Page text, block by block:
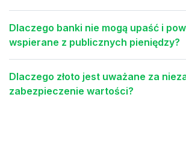
Dlaczego banki nie mogą upaść i
wspierane z publicznych pieniędzy?
Dlaczego złoto jest uważane za
zabezpieczenie wartości?